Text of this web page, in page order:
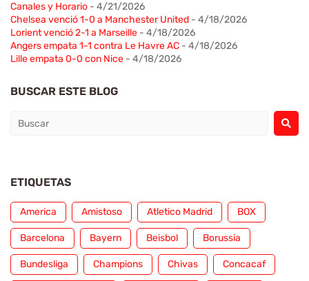
Canales y Horario - 4/21/2026
Chelsea venció 1-0 a Manchester United - 4/18/2026
Lorient venció 2-1 a Marseille - 4/18/2026
Angers empata 1-1 contra Le Havre AC - 4/18/2026
Lille empata 0-0 con Nice - 4/18/2026
BUSCAR ESTE BLOG
ETIQUETAS
America Amistoso Atletico Madrid BOX
Barcelona Bayern Beisbol Borussia
Bundesliga Champions Chivas Concacaf